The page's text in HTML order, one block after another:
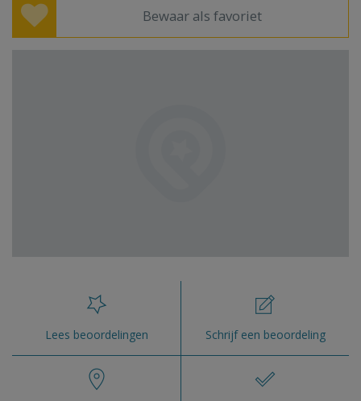
Bewaar als favoriet
Lees beoordelingen Schrijf een beoordeling